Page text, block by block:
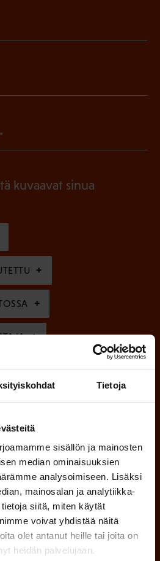
Tietoja
sisällön ja mainosten
median ominaisuuksien
analysoimiseen. Lisäksi
mainosalan ja analytiikka-
siitä, miten käytät
voivat yhdistää näitä
olet antanut heille tai joita on
heidän palvelujaan.
l
i
n
e
n
kuvaavat sinua
P
a
k
o
l
l
tallentamisen ja käsittelyn
mukaisesti *